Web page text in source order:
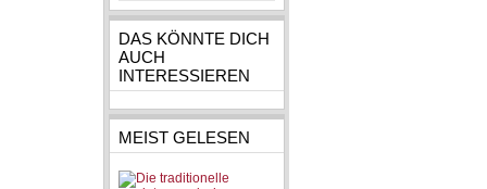
DAS KÖNNTE DICH
AUCH
INTERESSIEREN
MEIST GELESEN